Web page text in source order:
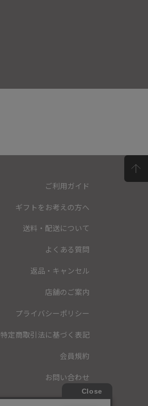
ご利用ガイド
ギフトをお考えの方へ
送料・配送について
よくある質問
返品・キャンセル
店舗のご案内
プライバシーポリシー
特定商取引法に基づく表記
会員規約
お問い合わせ